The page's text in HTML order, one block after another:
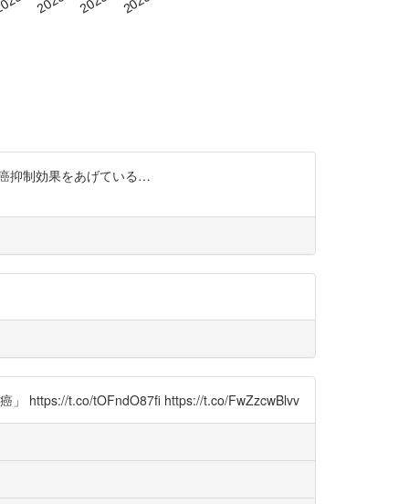
抑制効果をあげている…
」 https://t.co/tOFndO87fi https://t.co/FwZzcwBlvv